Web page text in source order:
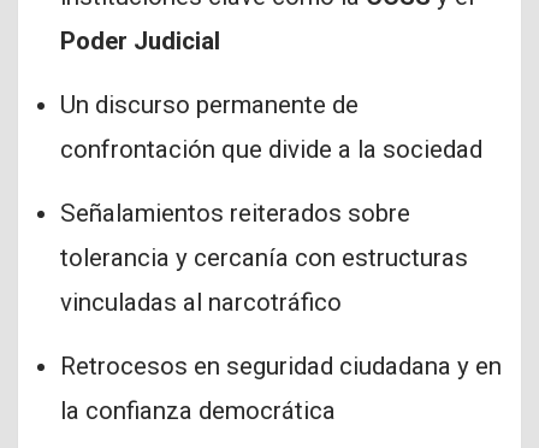
Poder Judicial
Un discurso permanente de
confrontación que divide a la sociedad
Señalamientos reiterados sobre
tolerancia y cercanía con estructuras
vinculadas al narcotráfico
Retrocesos en seguridad ciudadana y en
la confianza democrática